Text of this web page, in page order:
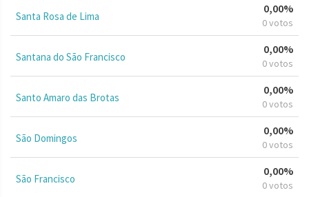
Santa Rosa de Lima
0,00%
0 votos
Santana do São Francisco
0,00%
0 votos
Santo Amaro das Brotas
0,00%
0 votos
São Domingos
0,00%
0 votos
São Francisco
0,00%
0 votos